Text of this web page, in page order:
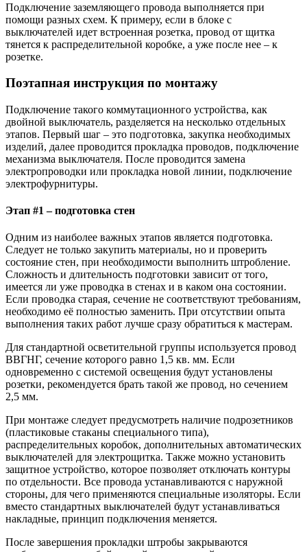
Подключение заземляющего провода выполняется при
помощи разных схем. К примеру, если в блоке с
выключателей идет встроенная розетка, провод от щитка
тянется к распределительной коробке, а уже после нее – к
розетке.
Поэтапная инструкция по монтажу
Подключение такого коммутационного устройства, как
двойной выключатель, разделяется на несколько отдельных
этапов. Первый шаг – это подготовка, закупка необходимых
изделий, далее проводится прокладка проводов, подключение
механизма выключателя. После проводится замена
электропроводки или прокладка новой линии, подключение
электрофурнитуры.
Этап #1 – подготовка стен
Одним из наиболее важных этапов является подготовка.
Следует не только закупить материалы, но и проверить
состояние стен, при необходимости выполнить штробление.
Сложность и длительность подготовки зависит от того,
имеется ли уже проводка в стенах и в каком она состоянии.
Если проводка старая, сечение не соответствуют требованиям,
необходимо её полностью заменить. При отсутствии опыта
выполнения таких работ лучше сразу обратиться к мастерам.
Для стандартной осветительной группы используется провод
ВВГНГ, сечение которого равно 1,5 кв. мм. Если
одновременно с системой освещения будут установлены
розетки, рекомендуется брать такой же провод, но сечением
2,5 мм.
При монтаже следует предусмотреть наличие подрозетников
(пластиковые стаканы специального типа),
распределительных коробок, дополнительных автоматических
выключателей для электрощитка. Также можно установить
защитное устройство, которое позволяет отключать контуры
по отдельности. Все провода устанавливаются с наружной
стороны, для чего применяются специальные изоляторы. Если
вместо стандартных выключателей будут устанавливаться
накладные, принцип подключения меняется.
После завершения прокладки штробы закрываются